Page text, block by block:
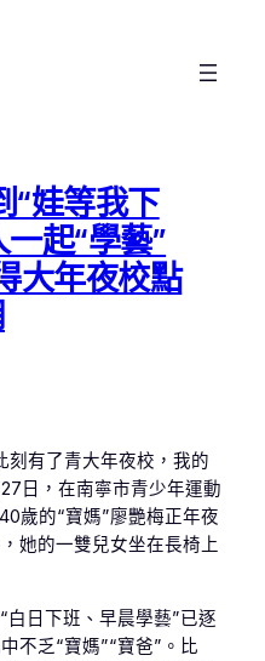
“娃等我下
起“學藝”
大年夜校點
刻有了青大年夜校，我的
日，在南寧市青少年運動
歲的“寶媽”廖艷梅正年夜
她的一雙兒女坐在長椅上
白日下班、早晨學藝”已逐
不乏“寶媽”“寶爸”。比